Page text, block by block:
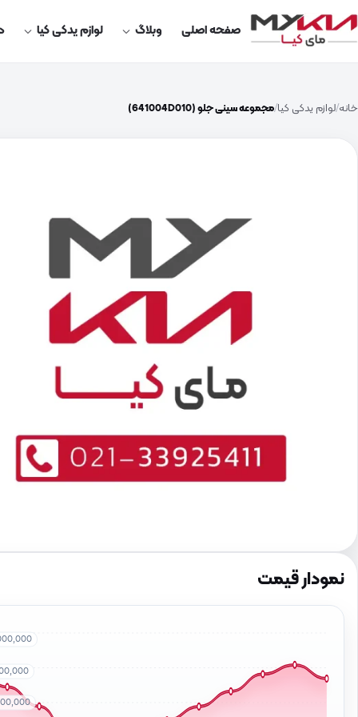
صفحه اصلی وبلاگ لوازم یدکی کیا
خانه لوازم یدکی کیا مجموعه سینی جلو (641004D010)
نمودار قیمت